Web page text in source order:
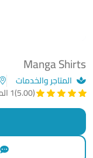
Manga Shirts
المتاجر والخدمات
(5.00)
1 المراجعات